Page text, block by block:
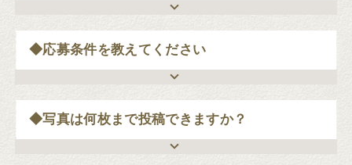
◆応募条件を教えてください
◆写真は何枚まで投稿できますか？